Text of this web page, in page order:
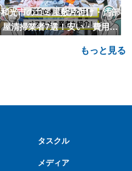
和光市のゴミ屋敷片付け・汚部
屋清掃業者7選！安い・費用相
もっと見る
タスクル
メディア